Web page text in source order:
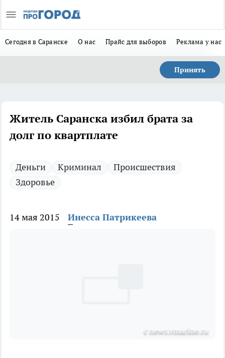
Сегодня в Саранске О нас Прайс для выборов Реклама у нас
Принять
Житель Саранска избил брата за
долг по квартплате
Деньги Криминал
Происшествия
Здоровье
14 мая 2015 Инесса Патрикеева
с news.vmarkse.ru